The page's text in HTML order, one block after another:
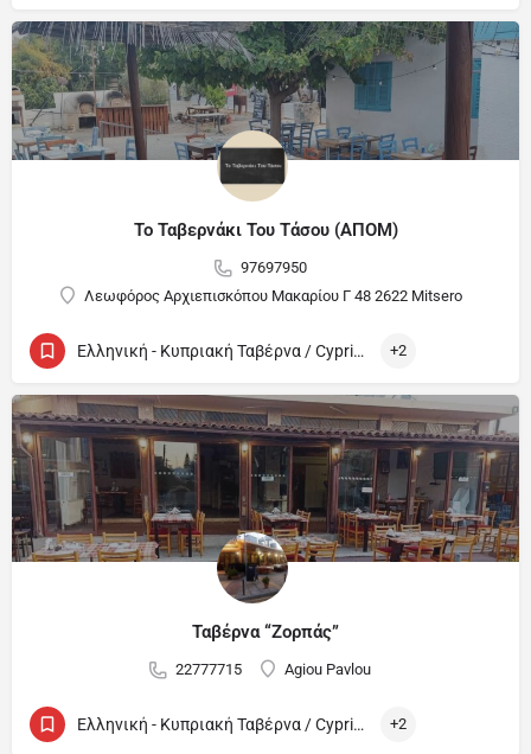
Το Ταβερνάκι Του Τάσου (ΑΠΟΜ)
97697950
Λεωφόρος Αρχιεπισκόπου Μακαρίου Γ 48 2622 Mitsero
Ελληνική - Κυπριακή Ταβέρνα / Cypriot and Greek Tavern +2
Ταβέρνα “Ζορπάς”
22777715 Agiou Pavlou
Ελληνική - Κυπριακή Ταβέρνα / Cypriot and Greek Tavern +2